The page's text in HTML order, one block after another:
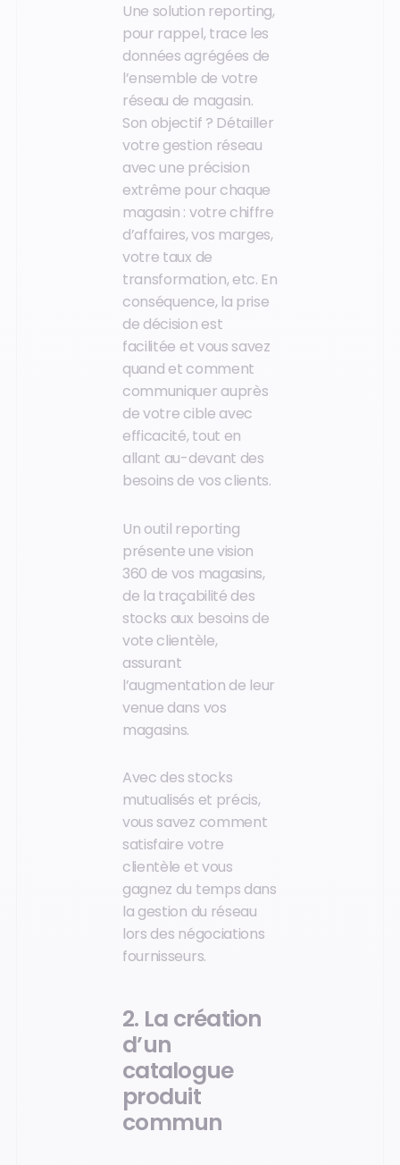
Une solution reporting,
pour rappel, trace les
données agrégées de
l’ensemble de votre
réseau de magasin.
Son objectif ? Détailler
votre gestion réseau
avec une précision
extrême pour chaque
magasin : votre chiffre
d’affaires, vos marges,
votre taux de
transformation, etc. En
conséquence, la prise
de décision est
facilitée et vous savez
quand et comment
communiquer auprès
de votre cible avec
efficacité, tout en
allant au-devant des
besoins de vos clients.
Un outil reporting
présente une vision
360 de vos magasins,
de la traçabilité des
stocks aux besoins de
vote clientèle,
assurant
l’augmentation de leur
venue dans vos
magasins.
Avec des stocks
mutualisés et précis,
vous savez comment
satisfaire votre
clientèle et vous
gagnez du temps dans
la gestion du réseau
lors des négociations
fournisseurs.
2. La création
d’un
catalogue
produit
commun